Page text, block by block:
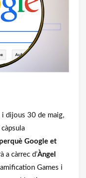
i dijous 30 de maig,
Google et
a càrrec d’Àngel
Games i